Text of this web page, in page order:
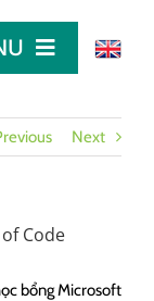
Next
Code
bổng Microsoft